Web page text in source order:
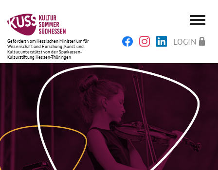
Gefördert vom Hessischen Ministerium für
Wissenschaft und Forschung, Kunst und
Kultur, unterstützt von der Sparkassen-
Kulturstiftung Hessen-Thüringen
LOGIN